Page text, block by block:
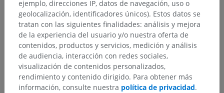
ejemplo, direcciones IP, datos de navegación, uso o
geolocalización, identificadores únicos). Estos datos se
tratan con las siguientes finalidades: análisis y mejora
de la experiencia del usuario y/o nuestra oferta de
contenidos, productos y servicios, medición y análisis
de audiencia, interacción con redes sociales,
visualización de contenidos personalizados,
rendimiento y contenido dirigido. Para obtener más
información, consulte nuestra política de privacidad.